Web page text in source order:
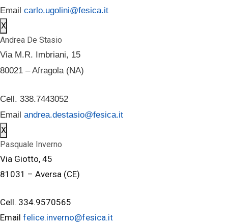
Email carlo.ugolini@fesica.it
X
Andrea De Stasio
Via M.R. Imbriani, 15
80021 – Afragola (NA)
Cell. 338.7443052
Email andrea.destasio@fesica.it
X
Pasquale Inverno
Via Giotto, 45
81031 – Aversa (CE)
Cell. 334.9570565
Email felice.inverno@fesica.it